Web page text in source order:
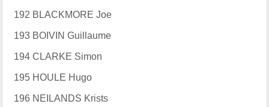
192 BLACKMORE Joe
193 BOIVIN Guillaume
194 CLARKE Simon
195 HOULE Hugo
196 NEILANDS Krists